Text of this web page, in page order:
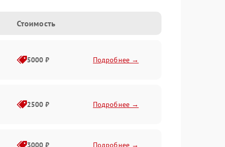
Стоимость
5000 ₽ Подробнее →
2500 ₽ Подробнее →
3000 ₽ Подробнее →